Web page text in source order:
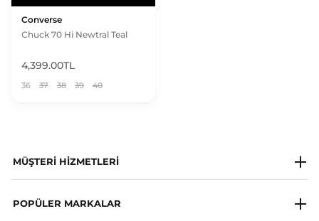
Converse
Chuck 70 Hi Newtral Teal
4,399.00TL
36 37 38 39 40
MÜŞTERI HIZMETLERI
POPÜLER MARKALAR